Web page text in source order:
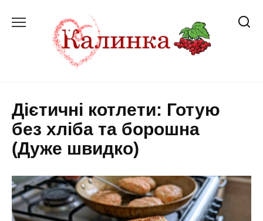
Дієтичні котлети: Готую
без хліба та борошна
(Дуже швидко)